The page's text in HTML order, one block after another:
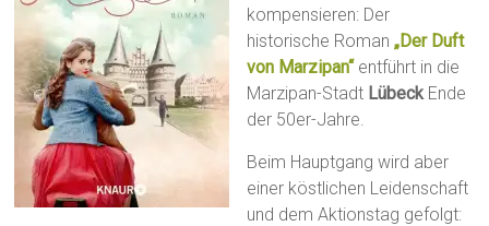
kompensieren: Der
historische Roman„Der Duft
von Marzipan“entführt in die
Marzipan-Stadt Lübeck Ende
der 50er-Jahre.
Beim Hauptgang wird aber
einer köstlichen Leidenschaft
und dem Aktionstag gefolgt: